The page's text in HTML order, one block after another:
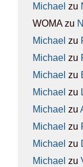
Michael zu
WOMAzu
Michael zu
Michael zu
Michael zu
Michael zu
Michael zu
Michael zu
Michael zu
Michael zu